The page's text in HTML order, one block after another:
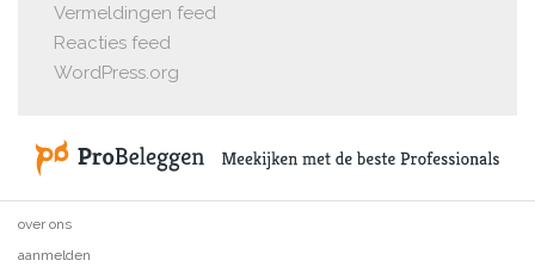
Vermeldingen feed
Reacties feed
WordPress.org
over ons
aanmelden